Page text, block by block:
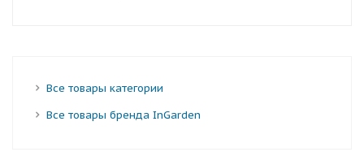
Все товары категории
Все товары бренда InGarden